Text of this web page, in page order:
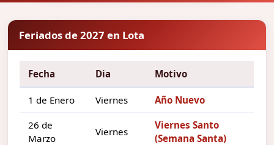
Feriados de 2027 en Lota
Fecha Dia Motivo
1 de Enero Viernes Año Nuevo
26 de
Marzo
Viernes
Viernes Santo
(Semana Santa)